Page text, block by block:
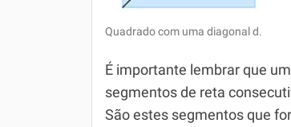
Quadrado com uma diagonal d.
É importante lembrar que
segmentos de reta
São estes segmentos que